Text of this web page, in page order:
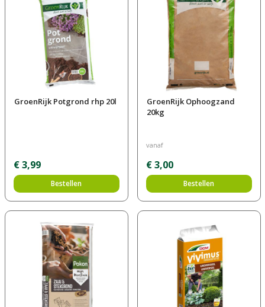
GroenRijk Potgrond rhp 20l
€ 3,99
Bestellen
GroenRijk Ophoogzand
20kg
vanaf
€ 3,00
Bestellen